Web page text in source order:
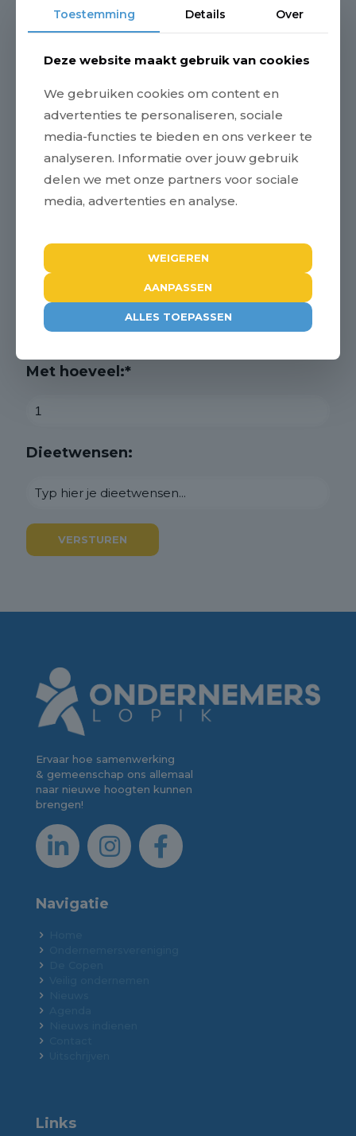
Bedrijfsnaam:*
E-mailadres:*
Telefoonnummer:
Met hoeveel:*
Dieetwensen:
Ervaar hoe samenwerking
& gemeenschap ons allemaal
naar nieuwe hoogten kunnen
brengen!
Navigatie
Links
Toestemming Details Over
Deze website maakt gebruik van cookies
We gebruiken cookies om content en
advertenties te personaliseren, sociale
media-functies te bieden en ons verkeer te
analyseren. Informatie over jouw gebruik
delen we met onze partners voor sociale
media, advertenties en analyse.
WEIGEREN
AANPASSEN
ALLES TOEPASSEN